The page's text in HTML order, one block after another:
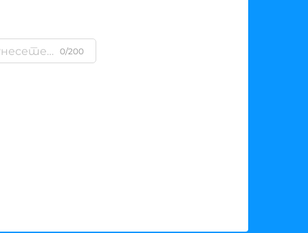
0/200